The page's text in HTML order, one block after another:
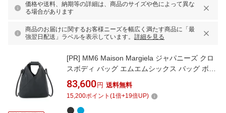
価格や送料、納期等の詳細は、商品のサイズや色によって異な
る場合があります
商品のお届けに関するお客様ニーズを幅広く満たす商品に「最
強翌日配送」ラベルを表示しています。 詳細を見る
[PR] MM6 Maison Margiela ジャパニーズ クロ
スボディ バッグ エムエムシックス バッグ ボデ
ィバッグ・ウエストポーチ ブルー ブラック
【送料無料】
83,600 円 送料無料
15,200ポイント (1倍+19倍UP)